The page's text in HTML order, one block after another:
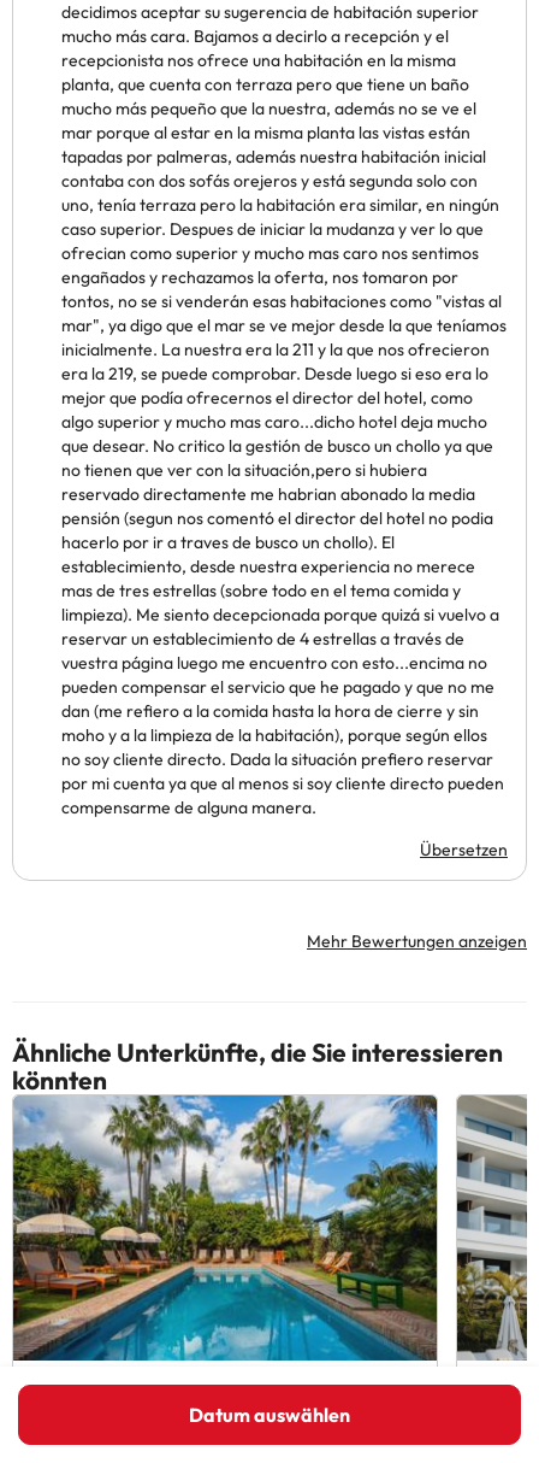
Datum auswählen
decidimos aceptar su sugerencia de habitación superior
mucho más cara. Bajamos a decirlo a recepción y el
recepcionista nos ofrece una habitación en la misma
planta, que cuenta con terraza pero que tiene un baño
mucho más pequeño que la nuestra, además no se ve el
mar porque al estar en la misma planta las vistas están
tapadas por palmeras, además nuestra habitación inicial
contaba con dos sofás orejeros y está segunda solo con
uno, tenía terraza pero la habitación era similar, en ningún
caso superior. Despues de iniciar la mudanza y ver lo que
ofrecian como superior y mucho mas caro nos sentimos
engañados y rechazamos la oferta, nos tomaron por
tontos, no se si venderán esas habitaciones como "vistas al
mar", ya digo que el mar se ve mejor desde la que teníamos
inicialmente. La nuestra era la 211 y la que nos ofrecieron
era la 219, se puede comprobar. Desde luego si eso era lo
mejor que podía ofrecernos el director del hotel, como
algo superior y mucho mas caro...dicho hotel deja mucho
que desear. No critico la gestión de busco un chollo ya que
no tienen que ver con la situación,pero si hubiera
reservado directamente me habrian abonado la media
pensión (segun nos comentó el director del hotel no podia
hacerlo por ir a traves de busco un chollo). El
establecimiento, desde nuestra experiencia no merece
mas de tres estrellas (sobre todo en el tema comida y
limpieza). Me siento decepcionada porque quizá si vuelvo a
reservar un establecimiento de 4 estrellas a través de
vuestra página luego me encuentro con esto...encima no
pueden compensar el servicio que he pagado y que no me
dan (me refiero a la comida hasta la hora de cierre y sin
moho y a la limpieza de la habitación), porque según ellos
no soy cliente directo. Dada la situación prefiero reservar
por mi cuenta ya que al menos si soy cliente directo pueden
compensarme de alguna manera.
Übersetzen
Mehr Bewertungen anzeigen
Ähnliche Unterkünfte, die Sie interessieren
könnten
CASA TESS boutique hotel
THE